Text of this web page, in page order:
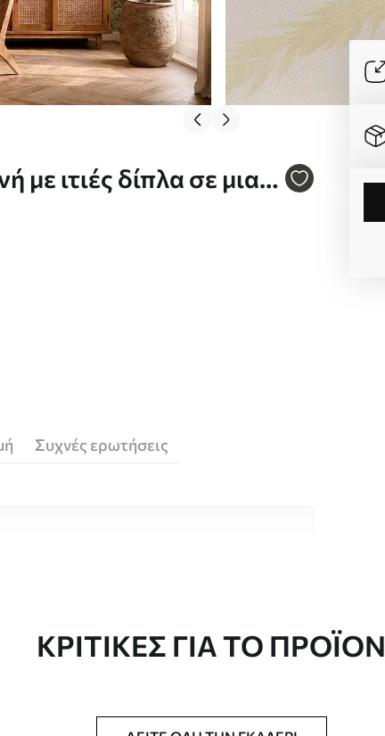
με ιτιές δίπλα σε μια
Συχνές ερωτήσεις
ΚΡΙΤΙΚΈΣ ΓΙΑ ΤΟ ΠΡΟΪΌΝ